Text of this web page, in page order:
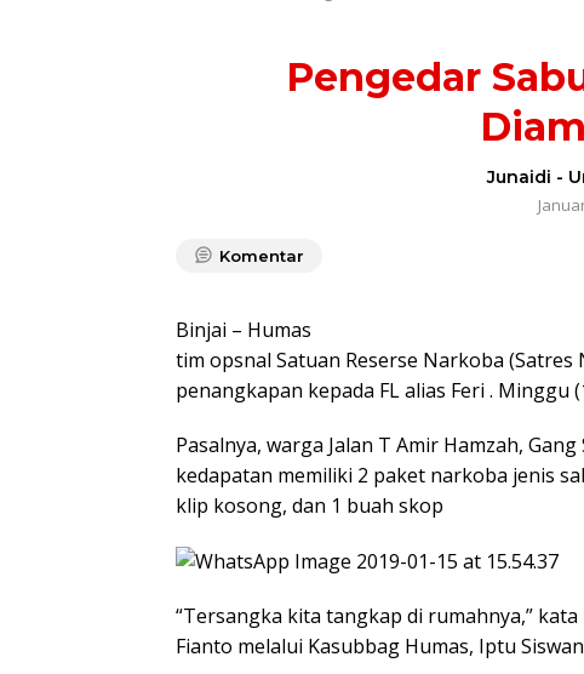
Pengedar
Junaidi -
Komentar
Binjai – Humas
tim opsnal Satuan Reserse Narkoba
penangkapan kepada FL alias Feri . Minggu
Pasalnya, warga Jalan T Amir Hamzah,
kedapatan memiliki 2 paket narkoba jenis
klip kosong, dan 1 buah skop
“Tersangka kita tangkap di rumahnya,”
Fianto melalui Kasubbag Humas, Iptu